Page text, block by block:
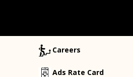
Careers
Ads Rate Card